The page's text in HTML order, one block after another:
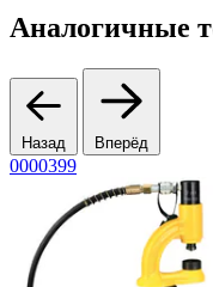
Аналогичные
Назад Вперёд
0000399